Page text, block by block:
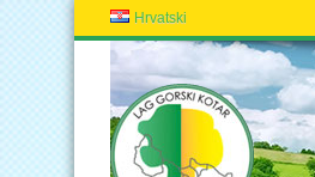
Hrvatski